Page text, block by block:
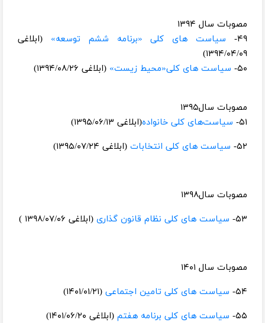
مصوبات سال ۱۳۹۴
۴۹- سیاست های کلی «برنامه ششم توسعه» (ابلاغی
۱۳۹۴/۰۴/۰۹)​
۵۰- سیاست های کلی«محیط زیست» (ابلاغی ۱۳۹۴/۰۸/۲۶)​
مصوبات سال۱۳۹۵
۵۱- سیاست‌های کلی خانواده(ابلاغی ۱۳۹۵/۰۶/۱۳)​​
۵۲- سیاست های کلی انتخابات (ابلاغی ۱۳۹۵/۰۷/۲۴)
مصوبات سال۱۳۹۸
۵۳- سیاست های کلی نظام قانون گذاری (ابلاغی ۱۳۹۸/۰۷/۰۶ )
مصوبات سال ۱۴۰۱
۵۴- سیاست های کلی تامین اجتماعی (۱۴۰۱/۰۱/۲۱)
۵۵- سیاست های کلی برنامه هفتم (ابلاغی ۱۴۰۱/۰۶/۲۰)